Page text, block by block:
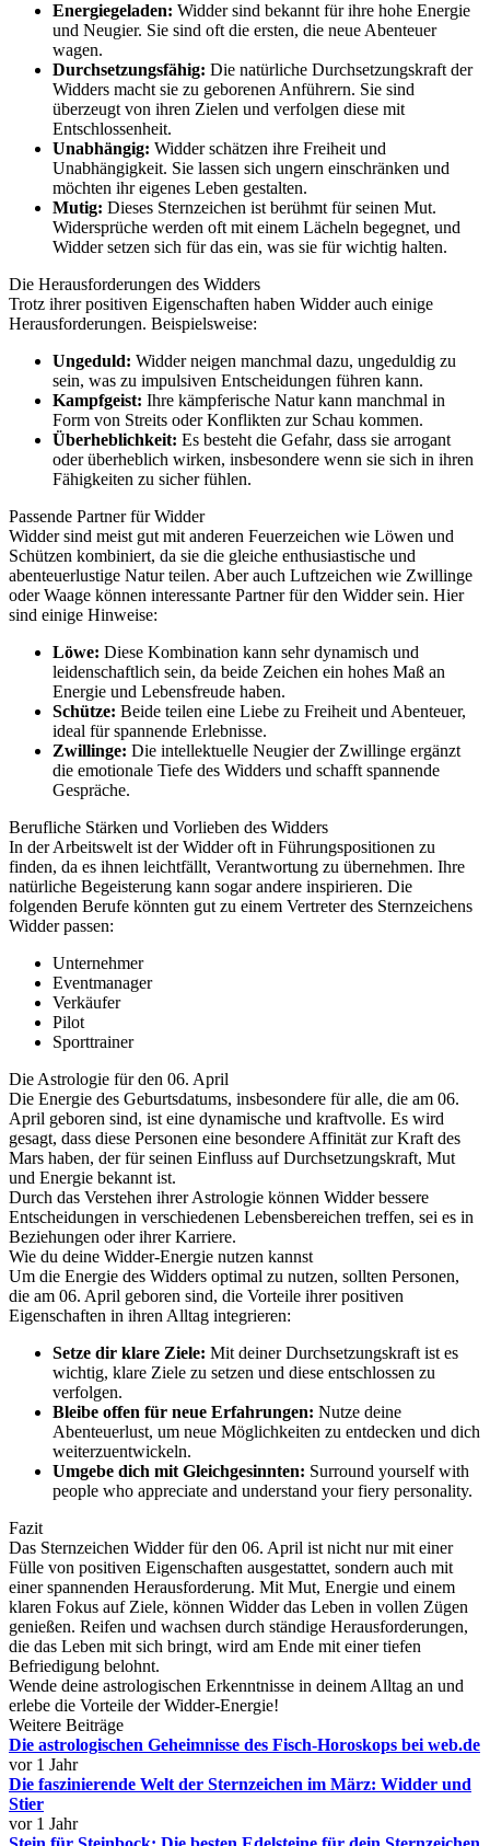
Energiegeladen: Widder sind bekannt für ihre hohe Energie
und Neugier. Sie sind oft die ersten, die neue Abenteuer
wagen.
Durchsetzungsfähig: Die natürliche Durchsetzungskraft der
Widders macht sie zu geborenen Anführern. Sie sind
überzeugt von ihren Zielen und verfolgen diese mit
Entschlossenheit.
Unabhängig: Widder schätzen ihre Freiheit und
Unabhängigkeit. Sie lassen sich ungern einschränken und
möchten ihr eigenes Leben gestalten.
Mutig: Dieses Sternzeichen ist berühmt für seinen Mut.
Widersprüche werden oft mit einem Lächeln begegnet, und
Widder setzen sich für das ein, was sie für wichtig halten.
Die Herausforderungen des Widders
Trotz ihrer positiven Eigenschaften haben Widder auch einige
Herausforderungen. Beispielsweise:
Ungeduld: Widder neigen manchmal dazu, ungeduldig zu
sein, was zu impulsiven Entscheidungen führen kann.
Kampfgeist: Ihre kämpferische Natur kann manchmal in
Form von Streits oder Konflikten zur Schau kommen.
Überheblichkeit: Es besteht die Gefahr, dass sie arrogant
oder überheblich wirken, insbesondere wenn sie sich in ihren
Fähigkeiten zu sicher fühlen.
Passende Partner für Widder
Widder sind meist gut mit anderen Feuerzeichen wie Löwen und
Schützen kombiniert, da sie die gleiche enthusiastische und
abenteuerlustige Natur teilen. Aber auch Luftzeichen wie Zwillinge
oder Waage können interessante Partner für den Widder sein. Hier
sind einige Hinweise:
Löwe: Diese Kombination kann sehr dynamisch und
leidenschaftlich sein, da beide Zeichen ein hohes Maß an
Energie und Lebensfreude haben.
Schütze: Beide teilen eine Liebe zu Freiheit und Abenteuer,
ideal für spannende Erlebnisse.
Zwillinge: Die intellektuelle Neugier der Zwillinge ergänzt
die emotionale Tiefe des Widders und schafft spannende
Gespräche.
Berufliche Stärken und Vorlieben des Widders
In der Arbeitswelt ist der Widder oft in Führungspositionen zu
finden, da es ihnen leichtfällt, Verantwortung zu übernehmen. Ihre
natürliche Begeisterung kann sogar andere inspirieren. Die
folgenden Berufe könnten gut zu einem Vertreter des Sternzeichens
Widder passen:
Unternehmer
Eventmanager
Verkäufer
Pilot
Sporttrainer
Die Astrologie für den 06. April
Die Energie des Geburtsdatums, insbesondere für alle, die am 06.
April geboren sind, ist eine dynamische und kraftvolle. Es wird
gesagt, dass diese Personen eine besondere Affinität zur Kraft des
Mars haben, der für seinen Einfluss auf Durchsetzungskraft, Mut
und Energie bekannt ist.
Durch das Verstehen ihrer Astrologie können Widder bessere
Entscheidungen in verschiedenen Lebensbereichen treffen, sei es in
Beziehungen oder ihrer Karriere.
Wie du deine Widder-Energie nutzen kannst
Um die Energie des Widders optimal zu nutzen, sollten Personen,
die am 06. April geboren sind, die Vorteile ihrer positiven
Eigenschaften in ihren Alltag integrieren:
Setze dir klare Ziele: Mit deiner Durchsetzungskraft ist es
wichtig, klare Ziele zu setzen und diese entschlossen zu
verfolgen.
Bleibe offen für neue Erfahrungen: Nutze deine
Abenteuerlust, um neue Möglichkeiten zu entdecken und dich
weiterzuentwickeln.
Umgebe dich mit Gleichgesinnten: Surround yourself with
people who appreciate and understand your fiery personality.
Fazit
Das Sternzeichen Widder für den 06. April ist nicht nur mit einer
Fülle von positiven Eigenschaften ausgestattet, sondern auch mit
einer spannenden Herausforderung. Mit Mut, Energie und einem
klaren Fokus auf Ziele, können Widder das Leben in vollen Zügen
genießen. Reifen und wachsen durch ständige Herausforderungen,
die das Leben mit sich bringt, wird am Ende mit einer tiefen
Befriedigung belohnt.
Wende deine astrologischen Erkenntnisse in deinem Alltag an und
erlebe die Vorteile der Widder-Energie!
Weitere Beiträge
Die astrologischen Geheimnisse des Fisch-Horoskops bei web.de
vor 1 Jahr
Die faszinierende Welt der Sternzeichen im März: Widder und
Stier
vor 1 Jahr